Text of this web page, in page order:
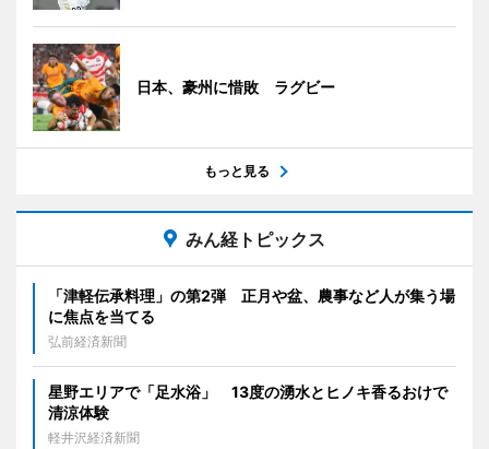
日本、豪州に惜敗 ラグビー
もっと見る
みん経トピックス
「津軽伝承料理」の第2弾 正月や盆、農事など人が集う場
に焦点を当てる
弘前経済新聞
星野エリアで「足水浴」 13度の湧水とヒノキ香るおけで
清涼体験
軽井沢経済新聞